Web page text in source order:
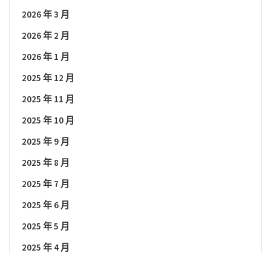
2026 年 3 月
2026 年 2 月
2026 年 1 月
2025 年 12 月
2025 年 11 月
2025 年 10 月
2025 年 9 月
2025 年 8 月
2025 年 7 月
2025 年 6 月
2025 年 5 月
2025 年 4 月